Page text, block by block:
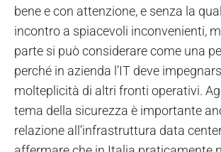
bene e con attenzione, e senza la
incontro a spiacevoli inconvenienti,
parte si può considerare come una
perché in azienda l’IT deve
molteplicità di altri fronti operativi.
tema della sicurezza è importante
relazione all’infrastruttura data